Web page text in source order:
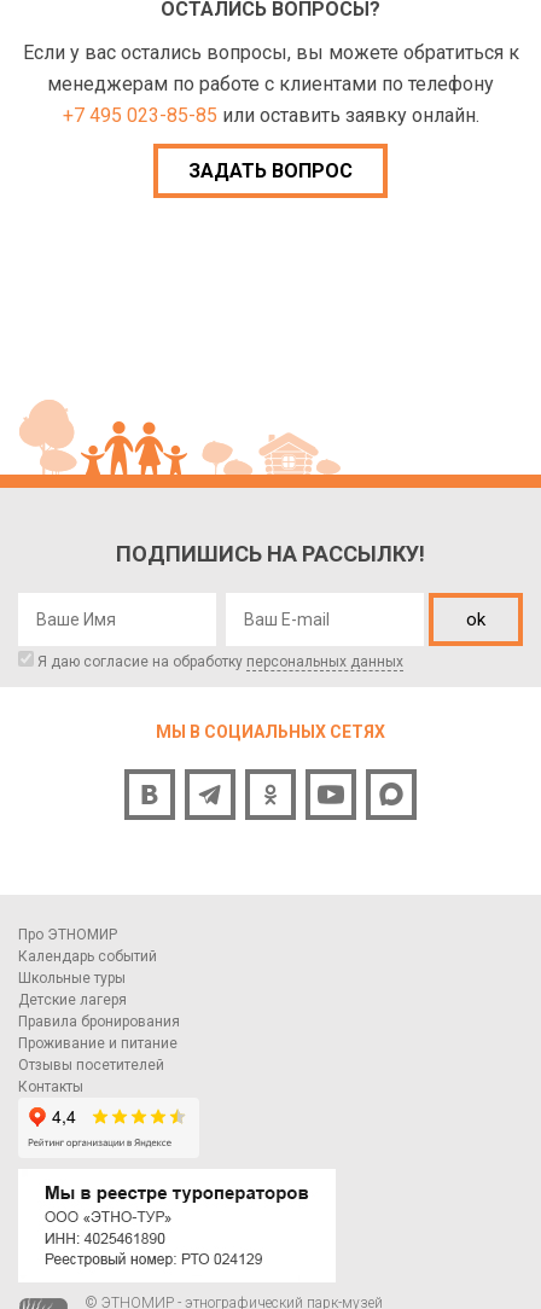
ОСТАЛИСЬ ВОПРОСЫ?
Если у вас остались вопросы, вы можете обратиться к
менеджерам по работе с клиентами по телефону
+7 495 023-85-85 или оставить заявку онлайн.
ЗАДАТЬ ВОПРОС
ПОДПИШИСЬ НА РАССЫЛКУ!
ok
Я даю согласие на обработку персональных данных
МЫ В СОЦИАЛЬНЫХ СЕТЯХ
Про ЭТНОМИР
Календарь событий
Школьные туры
Детские лагеря
Правила бронирования
Проживание и питание
Отзывы посетителей
Контакты
© ЭТНОМИР - этнографический парк-музей